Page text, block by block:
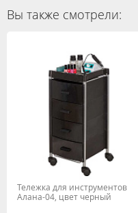
Вы также смотрели:
Тележка для инструментов
Алана-04, цвет черный